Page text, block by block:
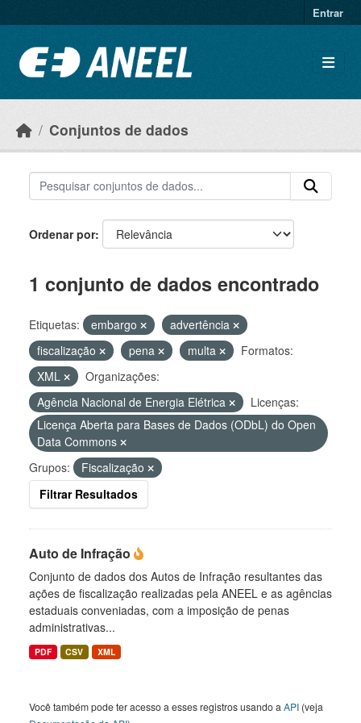
Entrar
Conjuntos de dados
Ordenar por
1 conjunto de dados encontrado
Etiquetas: embargo
advertência
fiscalização
pena multa
Formatos:
XML
Organizações:
Agência Nacional de Energia Elétrica
Licenças:
Licença Aberta para Bases de Dados (ODbL) do Open
Data Commons
Grupos:
Fiscalização
Filtrar Resultados
Auto de Infração
Conjunto de dados dos Autos de Infração resultantes das
ações de fiscalização realizadas pela ANEEL e as agências
estaduais conveniadas, com a imposição de penas
administrativas...
PDF CSV XML
Você também pode ter acesso a esses registros usando a API (veja